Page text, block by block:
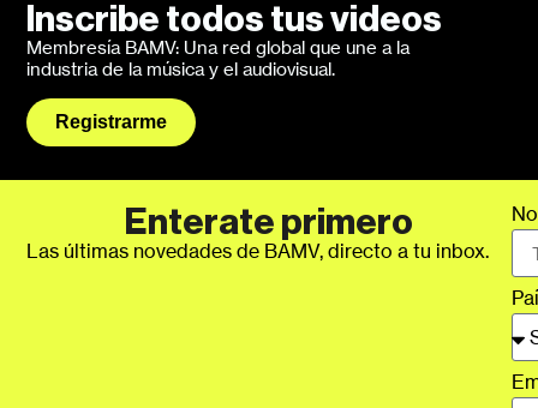
Inscribe todos tus videos
Membresía BAMV: Una red global que une a la
industria de la música y el audiovisual.
Registrarme
Enterate primero
Las últimas novedades de BAMV, directo a tu inbox.